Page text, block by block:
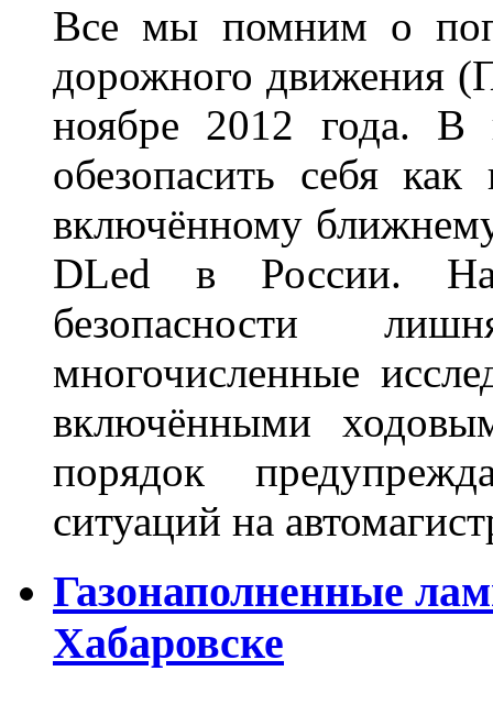
Все мы помним о
дорожного движения
ноябре 2012 года.
обезопасить себя
включённому
DLed в России.
безопасности
многочисленные
включёнными
порядок
ситуаций на
Газонаполненные
Хабаровске